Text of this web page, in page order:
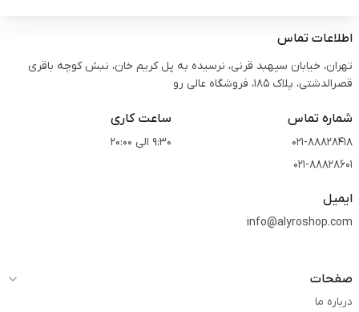
اطلاعات تماس
تهران، خیابان سپهبد قرنی، نرسیده به پل کریم خان، نبش کوچه باقری
قصرالدشتی،‌ پلاک 185، فروشگاه عالی رو
شماره تماس
021-88828418
021-88828601
ساعت کاری
9:30 الی 20:00
ایمیل
info@alyroshop.com
صفحات
درباره ما